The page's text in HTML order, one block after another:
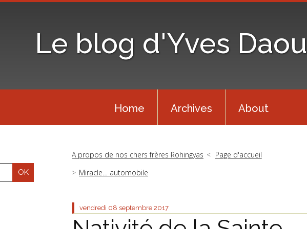
Le blog d'Yves
Home Archives About
A propos de nos chers frères Rohingyas
Page d'accueil
Miracle… automobile
vendredi 08 septembre 2017